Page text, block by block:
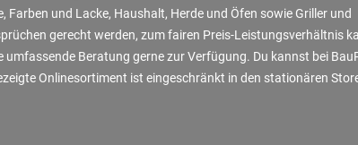
und Lacke, Haushalt, Herde und Öfen sowie Griller und
gerecht werden, zum fairen Preis-Leistungsverhältnis
Beratung gerne zur Verfügung. Du kannst bei
Onlinesortiment ist eingeschränkt in den stationären